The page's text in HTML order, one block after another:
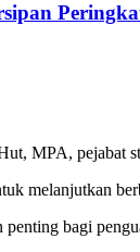
MPA,
melanjutkan
bagi